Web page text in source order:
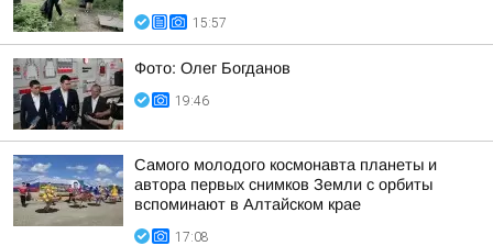
15:57
Фото: Олег Богданов
19:46
Самого молодого космонавта планеты и
автора первых снимков Земли с орбиты
вспоминают в Алтайском крае
17:08